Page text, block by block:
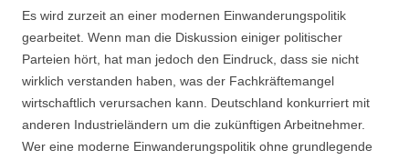
Es wird zurzeit an einer modernen Einwanderungspolitik
gearbeitet. Wenn man die Diskussion einiger politischer
Parteien hört, hat man jedoch den Eindruck, dass sie nicht
wirklich verstanden haben, was der Fachkräftemangel
wirtschaftlich verursachen kann. Deutschland konkurriert mit
anderen Industrieländern um die zukünftigen Arbeitnehmer.
Wer eine moderne Einwanderungspolitik ohne grundlegende